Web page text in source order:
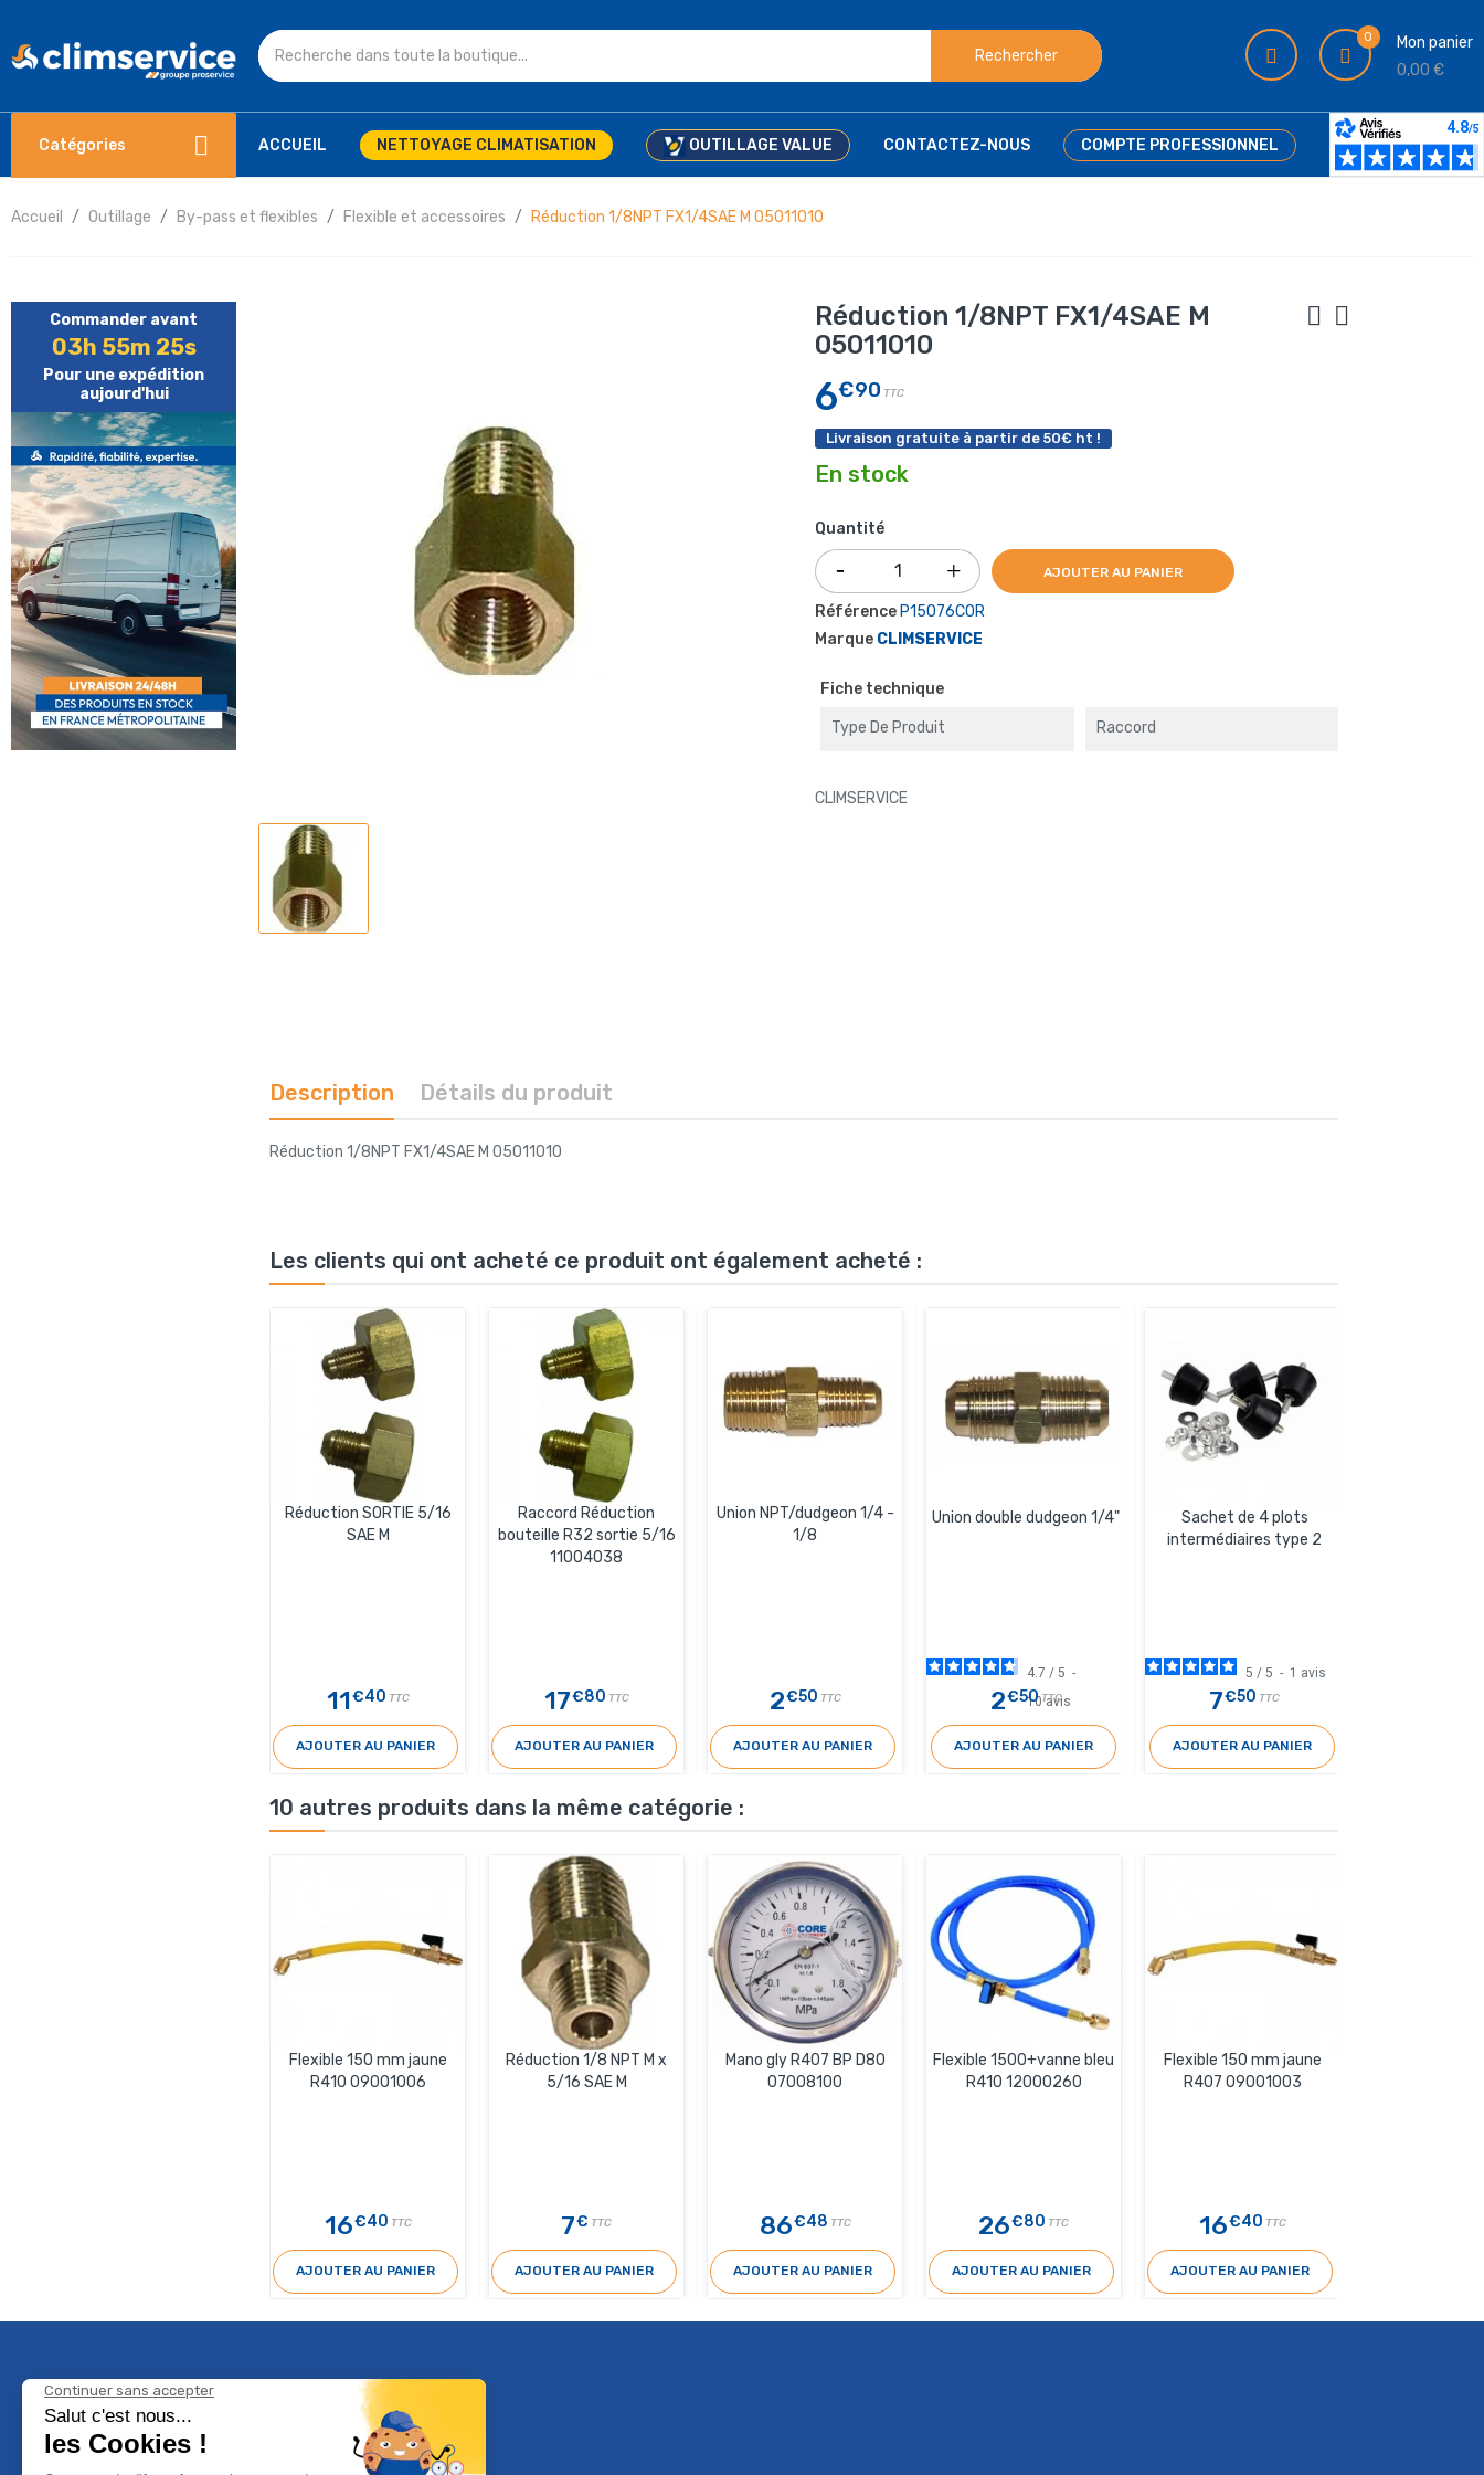
Rechercher
0
Mon panier
0,00 €
Catégories ACCUEIL NETTOYAGE CLIMATISATION OUTILLAGE VALUE CONTACTEZ-NOUS COMPTE PROFESSIONNEL
Accueil Outillage By-pass et flexibles Flexible et accessoires Réduction 1/8NPT FX1/4SAE M 05011010
Commander avant
03h 55m 25s
Pour une expédition
aujourd'hui
Réduction 1/8NPT FX1/4SAE M
05011010
6€90 TTC
Livraison gratuite à partir de 50€ ht !
En stock
Quantité
AJOUTER AU PANIER
Référence P15076COR
Marque CLIMSERVICE
Fiche technique
Type De Produit Raccord
CLIMSERVICE
Description Détails du produit
Réduction 1/8NPT FX1/4SAE M 05011010
Les clients qui ont acheté ce produit ont également acheté :
Réduction SORTIE 5/16
SAE M
11€40 TTC
AJOUTER AU PANIER
Raccord Réduction
bouteille R32 sortie 5/16
11004038
17€80 TTC
AJOUTER AU PANIER
Union NPT/dudgeon 1/4 -
1/8
2€50 TTC
AJOUTER AU PANIER
Union double dudgeon 1/4"
4.7 / 5 -
10avis
2€50TTC
AJOUTER AU PANIER
Sachet de 4 plots
intermédiaires type 2
5 / 5 - 1 avis
7€50 TTC
AJOUTER AU PANIER
10 autres produits dans la même catégorie :
Flexible 150 mm jaune
R410 09001006
16€40 TTC
AJOUTER AU PANIER
Réduction 1/8 NPT M x
5/16 SAE M
7€ TTC
AJOUTER AU PANIER
Mano gly R407 BP D80
07008100
86€48 TTC
AJOUTER AU PANIER
Flexible 1500+vanne bleu
R410 12000260
26€80 TTC
AJOUTER AU PANIER
Flexible 150 mm jaune
R407 09001003
16€40 TTC
AJOUTER AU PANIER